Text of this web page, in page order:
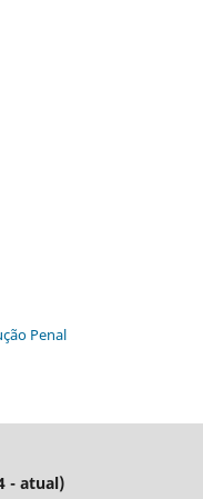
Penal
- atual)